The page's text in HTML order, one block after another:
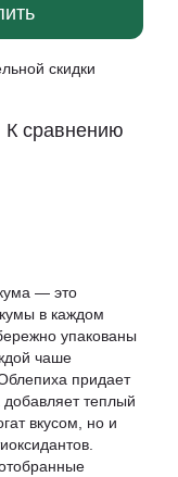
скидки
К сравнению
— это
в каждом
упакованы
чаше
придает
добавляет теплый
вкусом, но и